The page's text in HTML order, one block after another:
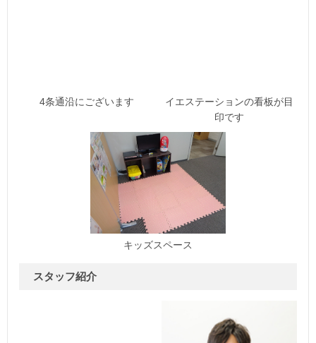
4条通沿にございます
イエステーションの看板が目
印です
キッズスペース
スタッフ紹介